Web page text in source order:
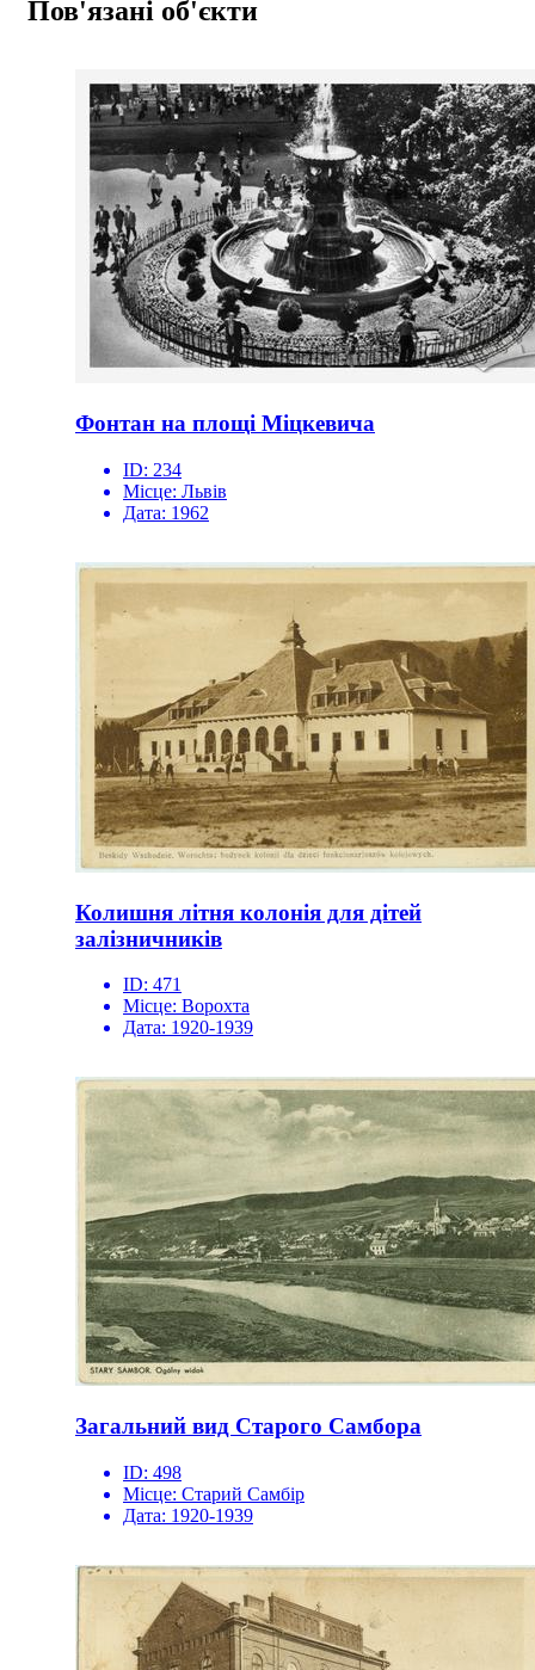
Пов'язані об'єкти
Фонтан на площі Міцкевича
ID: 234
Місце: Львів
Дата: 1962
Колишня літня колонія для дітей
залізничників
ID: 471
Місце: Ворохта
Дата: 1920-1939
Загальний вид Старого Самбора
ID: 498
Місце: Старий Самбір
Дата: 1920-1939